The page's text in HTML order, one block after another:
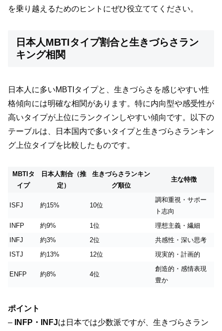
を乗り越えるためのヒントにぜひ役立ててください。
日本人MBTIタイプ割合と生きづらさラン
キング相関
日本人に多いMBTIタイプと、生きづらさを感じやすい性
格傾向には明確な相関があります。特に内向型や感受性が
高いタイプが上位にランクインしやすい傾向です。以下の
テーブルは、日本国内で多いタイプと生きづらさランキン
グ上位タイプを比較したものです。
MBTIタ
イプ
日本人割合（推
定）
生きづらさランキン
グ順位
主な特徴
ISFJ 約15% 10位
調和重視・サポー
ト志向
INFP
約9% 1位
理想主義・繊細
INFJ
約3% 2位
共感性・深い思考
ISTJ
約13% 12位 現実的・計画的
ENFP 約8% 4位
創造的・感情表現
豊か
ポイント
–
INFP・INFJは日本では少数派ですが、生きづらさラン